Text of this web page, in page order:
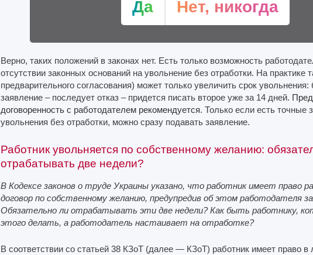
Да Нет, никогда
Верно, таких положений в законах нет. Есть только возможность
отсутствии законных оснований на увольнение без отработки. На практике
предварительного согласования) может только увеличить срок
заявление – последует отказ – придется писать второе уже за 14 дней.
договоренность с работодателем рекомендуется. Только если есть точные
увольнения без отработки, можно сразу подавать заявление.
Работник увольняется по собственному желанию:
отрабатывать две недели?
В Кодексе законов о труде Украины указано, что работник имеет право
договор по собственному желанию, предупредив об этом работодателя
Обязательно ли отрабатывать эти две недели? Как быть работнику,
этого делать, а работодатель настаивает на отработке?
В соответствии со статьей 38 КЗоТ (далее — КЗоТ) работник имеет право в